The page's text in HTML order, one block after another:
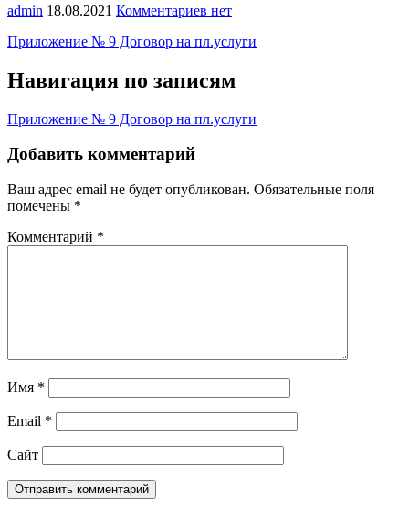
admin 18.08.2021 Комментариев нет
Приложение № 9 Договор на пл.услуги
Навигация по записям
Приложение № 9 Договор на пл.услуги
Добавить комментарий
Ваш адрес email не будет опубликован. Обязательные поля
помечены *
Комментарий *
Имя *
Email *
Сайт